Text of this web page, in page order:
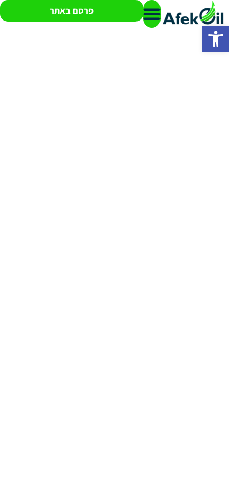
פתח סרגל נגישות
פרסם באתר